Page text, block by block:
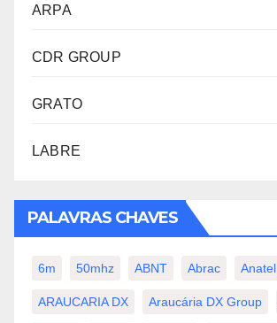
ARPA
CDR GROUP
GRATO
LABRE
PALAVRAS CHAVES
6m 50mhz ABNT Abrac Anatel
ARAUCARIA DX Araucária DX Group